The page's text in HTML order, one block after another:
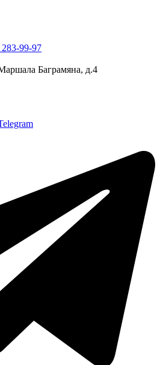
99-97
Баграмяна, д.4